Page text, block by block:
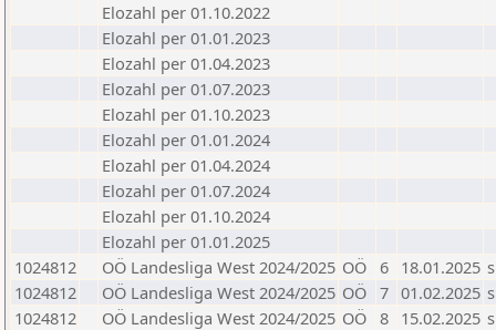
Elozahl per 01.10.2022
Elozahl per 01.01.2023
Elozahl per 01.04.2023
Elozahl per 01.07.2023
Elozahl per 01.10.2023
Elozahl per 01.01.2024
Elozahl per 01.04.2024
Elozahl per 01.07.2024
Elozahl per 01.10.2024
Elozahl per 01.01.2025
1024812
OÖ Landesliga West 2024/2025 OÖ 6 18.01.2025 s
1024812
OÖ Landesliga West 2024/2025 OÖ 7 01.02.2025 s
1024812
OÖ Landesliga West 2024/2025 OÖ 8 15.02.2025 s